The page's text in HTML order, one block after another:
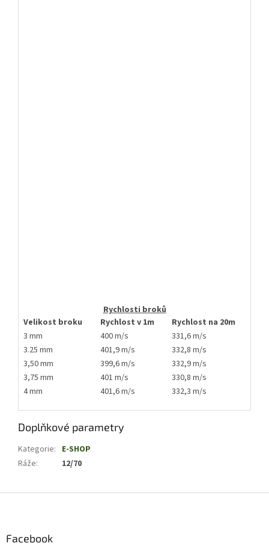
Rychlosti broků
Velikost broku
Rychlost v 1m
Rychlost na 20m
3 mm
400 m/s
331,6 m/s
3.25 mm
401,9 m/s
332,8 m/s
3,50 mm
399,6 m/s
332,9 m/s
3,75 mm
401 m/s
330,8 m/s
4 mm
401,6 m/s 332,3 m/s
Doplňkové parametry
Kategorie: E-SHOP
Ráže: 12/70
Facebook